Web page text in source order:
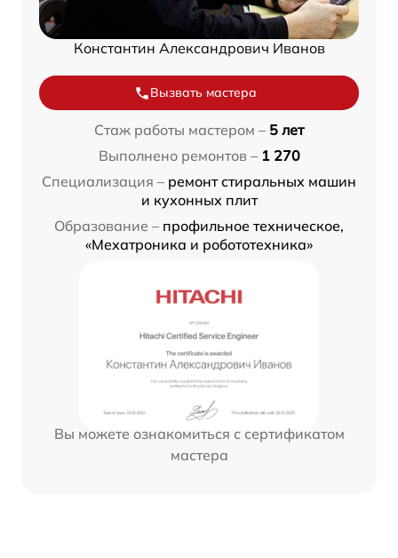
Константин Александрович Иванов
Вызвать мастера
Стаж работы мастером – 5 лет
Выполнено ремонтов – 1 270
Специализация – ремонт стиральных машин
и кухонных плит
Образование – профильное техническое,
«Мехатроника и робототехника»
Вы можете ознакомиться с сертификатом
мастера